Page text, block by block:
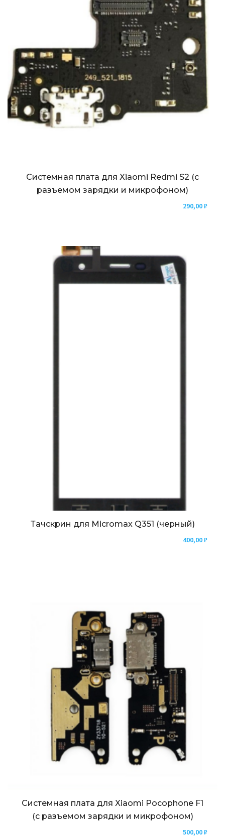
Системная плата для Xiaomi Redmi S2 (с
разъемом зарядки и микрофоном)
290,00₽
Тачскрин для Micromax Q351 (черный)
400,00₽
Системная плата для Xiaomi Pocophone F1
(с разъемом зарядки и микрофоном)
500,00₽